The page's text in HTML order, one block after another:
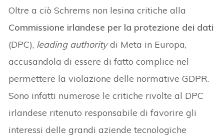
Oltre a ciò Schrems non lesina critiche alla
Commissione irlandese per la protezione dei dati
(DPC), leading authoritydi Meta in Europa,
accusandola di essere di fatto complice nel
permettere la violazione delle normative GDPR.
Sono infatti numerose le critiche rivolte al DPC
irlandese ritenuto responsabile di favorire gli
interessi delle grandi aziende tecnologiche